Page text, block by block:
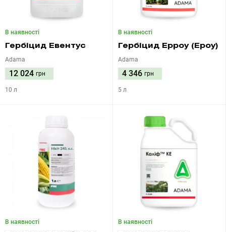
В наявності
Гербіцид Евентус
Adama
12 024 грн
10 л
В наявності
Гербіцид Ерроу (Ероу)
Adama
4 346 грн
5 л
В наявності В наявності